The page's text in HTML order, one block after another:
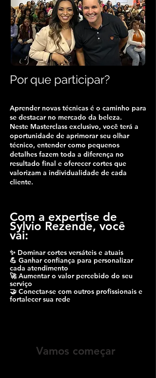
Por que participar?
Aprender novas técnicas é o caminho para
se destacar no mercado da beleza.
Neste Masterclass exclusivo, você terá a
oportunidade de aprimorar seu olhar
técnico, entender como pequenos
detalhes fazem toda a diferença no
resultado final e oferecer cortes que
valorizam a individualidade de cada
cliente.
Com a expertise de
Sylvio Rezende, você
vai:
✨ Dominar cortes versáteis e atuais
💪 Ganhar confiança para personalizar
cada atendimento
🚀 Aumentar o valor percebido do seu
serviço
🤝 Conectar-se com outros profissionais e
fortalecer sua rede
Vamos começar